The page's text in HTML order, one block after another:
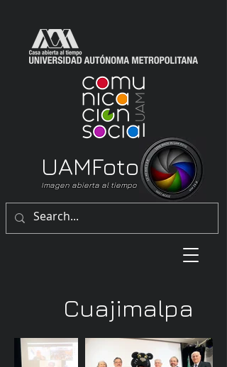
Imagen abierta al tiempo
UAMFoto
Cuajimalpa